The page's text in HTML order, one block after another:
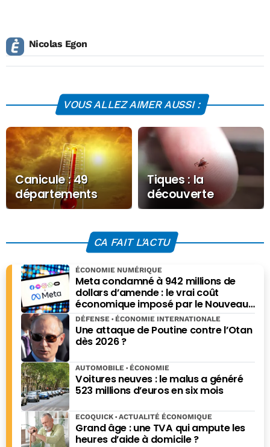
Nicolas Egon
VOUS ALLEZ AIMER AUSSI :
Canicule : 49
départements
français entrent
Tiques : la
découverte
française qui
l’infection avant
même la morsure
CA FAIT L'ACTU
Meta condamné à 942 millions de
dollars d’amende : le vrai coût
économique imposé par le Nouveau-
Mexique
ÉCONOMIE NUMÉRIQUE
Une attaque de Poutine contre l’Otan
dès 2026 ?
DÉFENSE ÉCONOMIE INTERNATIONALE
Voitures neuves : le malus a généré
523 millions d’euros en six mois
AUTOMOBILE ÉCONOMIE
Grand âge : une TVA qui ampute les
heures d’aide à domicile ?
ECOQUICK ACTUALITÉ ÉCONOMIQUE